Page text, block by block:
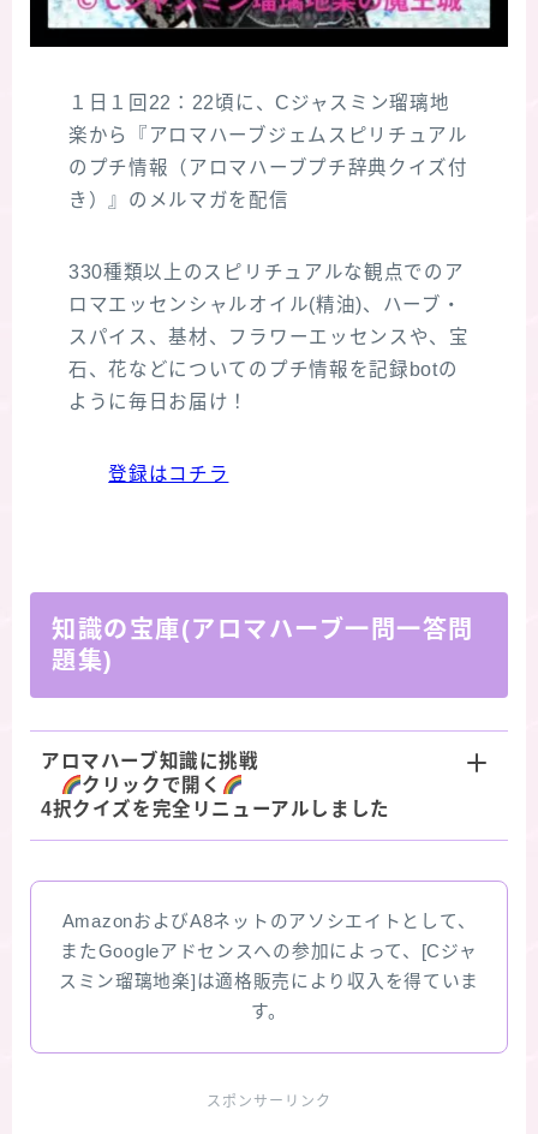
１日１回22：22頃に、Cジャスミン瑠璃地
楽から『アロマハーブジェムスピリチュアル
のプチ情報（アロマハーブプチ辞典クイズ付
き）』のメルマガを配信
330種類以上のスピリチュアルな観点でのア
ロマエッセンシャルオイル(精油)、ハーブ・
スパイス、基材、フラワーエッセンスや、宝
石、花などについてのプチ情報を記録botの
ように毎日お届け！
登録はコチラ
知識の宝庫(アロマハーブ一問一答問
題集)
アロマハーブ知識に挑戦
クリックで開く
4択クイズを完全リニューアルしました
AmazonおよびA8ネットのアソシエイトとして、
またGoogleアドセンスへの参加によって、[Cジャ
スミン瑠璃地楽]は適格販売により収入を得ていま
す。
スポンサーリンク